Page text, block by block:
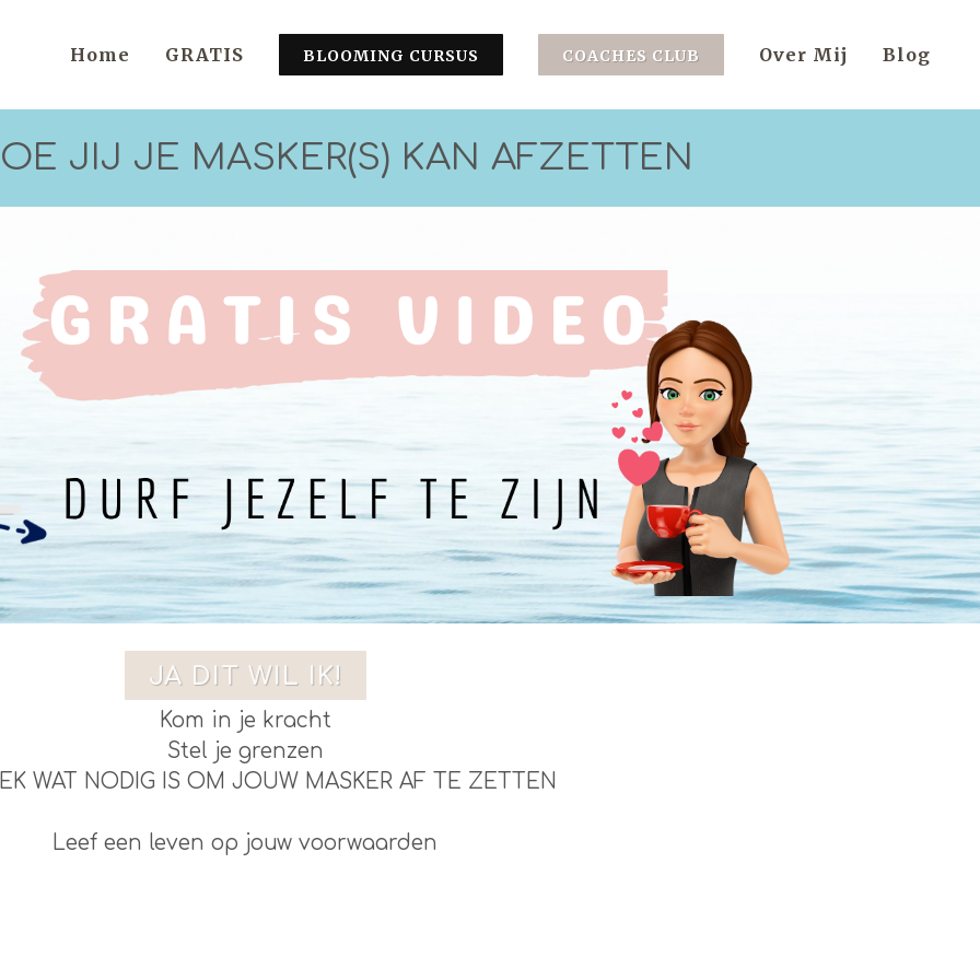
Home GRATIS BLOOMING CURSUS COACHES CLUB Over Mij Blog
JIJ JE MASKER(S) KAN AFZETTEN
JA DIT WIL IK!
Kom in je kracht
Stel je grenzen
WAT NODIG IS OM JOUW MASKER AF TE ZETTEN
Leef een leven op jouw voorwaarden